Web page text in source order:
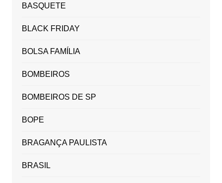
BASQUETE
BLACK FRIDAY
BOLSA FAMÍLIA
BOMBEIROS
BOMBEIROS DE SP
BOPE
BRAGANÇA PAULISTA
BRASIL